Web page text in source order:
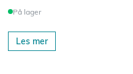
På lager
Les mer